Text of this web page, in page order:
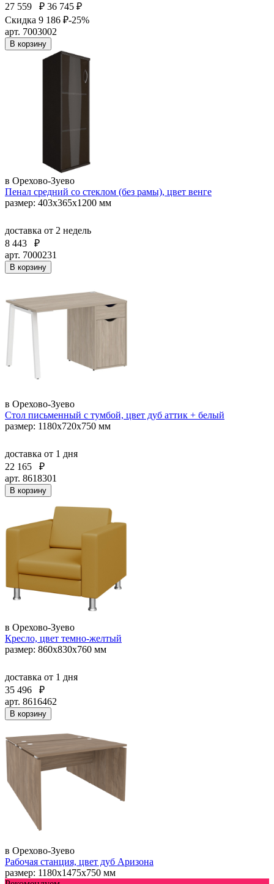
27 559
₽ 36 745 ₽
Скидка 9 186 ₽-25%
арт. 7003002
В корзину
в Орехово-Зуево
Пенал средний со стеклом (без рамы), цвет венге
размер: 403х365х1200 мм
доставка от 2 недель
8 443
₽
арт. 7000231
В корзину
в Орехово-Зуево
Стол письменный с тумбой, цвет дуб аттик + белый
размер: 1180х720х750 мм
доставка от 1 дня
22 165
₽
арт. 8618301
В корзину
в Орехово-Зуево
Кресло, цвет темно-желтый
размер: 860х830х760 мм
доставка от 1 дня
35 496
₽
арт. 8616462
В корзину
в Орехово-Зуево
Рабочая станция, цвет дуб Аризона
размер: 1180х1475х750 мм